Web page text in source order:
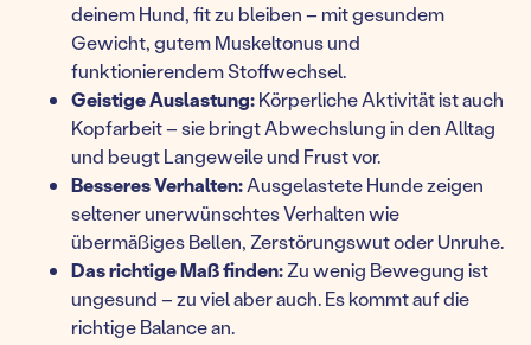
deinem Hund, fit zu bleiben – mit gesundem
Gewicht, gutem Muskeltonus und
funktionierendem Stoffwechsel.
Geistige Auslastung:Körperliche Aktivität ist auch
Kopfarbeit – sie bringt Abwechslung in den Alltag
und beugt Langeweile und Frust vor.
Besseres Verhalten:Ausgelastete Hunde zeigen
seltener unerwünschtes Verhalten wie
übermäßiges Bellen, Zerstörungswut oder Unruhe.
Das richtige Maß finden:Zu wenig Bewegung ist
ungesund – zu viel aber auch. Es kommt auf die
richtige Balance an.